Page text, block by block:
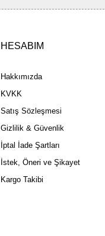
HESABIM
Hakkımızda
KVKK
Satış Sözleşmesi
Gizlilik & Güvenlik
İptal İade Şartları
İstek, Öneri ve Şikayet
Kargo Takibi